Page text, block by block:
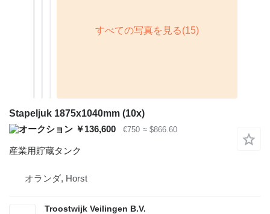
Stapeljuk 1875x1040mm (10x)
￥136,600
€750 ≈ $866.60
産業用貯蔵タンク
オランダ, Horst
Troostwijk Veilingen B.V.